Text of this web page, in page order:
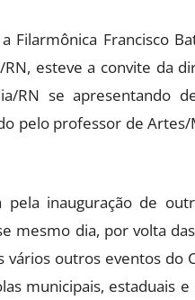
Jucurutu
Filarmônica Francisco
esteve a convite da
RN se apresentando
pelo professor de Artes/
inauguração de
mesmo dia, por volta
vários outros eventos do
municipais, estaduais e